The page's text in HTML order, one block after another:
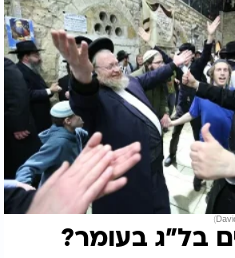
בל"ג בעומר?